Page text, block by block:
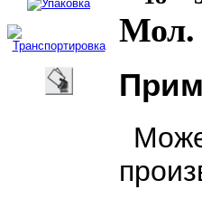
Мол.